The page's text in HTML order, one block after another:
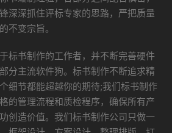
深深抓住评标专家的思路，严把质量
不变宗旨。
标书制作的工作者，并不断完善硬件
分主流软件狗。标书制作不断追求精
细节都能超越你的期待;我们标书制作
的管理流程和质检程序，确保所有产
创造价值。我们标书制作公司只做一